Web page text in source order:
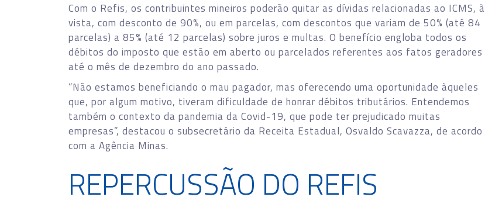
Com o Refis, os contribuintes mineiros poderão quitar as dívidas relacionadas ao ICMS, à
vista, com desconto de 90%, ou em parcelas, com descontos que variam de 50% (até 84
parcelas) a 85% (até 12 parcelas) sobre juros e multas. O benefício engloba todos os
débitos do imposto que estão em aberto ou parcelados referentes aos fatos geradores
até o mês de dezembro do ano passado.
“Não estamos beneficiando o mau pagador, mas oferecendo uma oportunidade àqueles
que, por algum motivo, tiveram dificuldade de honrar débitos tributários. Entendemos
também o contexto da pandemia da Covid-19, que pode ter prejudicado muitas
empresas”, destacou o subsecretário da Receita Estadual, Osvaldo Scavazza, de acordo
com a Agência Minas.
REPERCUSSÃO DO REFIS